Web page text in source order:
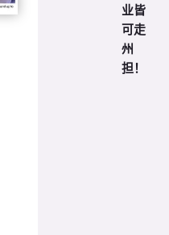
业皆
可走
州
担！